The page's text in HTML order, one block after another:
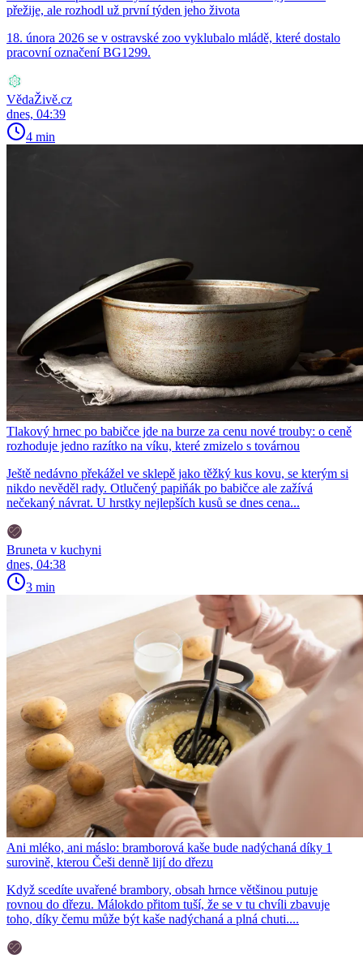
přežije, ale rozhodl už první týden jeho života
18. února 2026 se v ostravské zoo vyklubalo mládě, které dostalo
pracovní označení BG1299.
VědaŽivě.cz
dnes, 04:39
4 min
Tlakový hrnec po babičce jde na burze za cenu nové trouby: o ceně
rozhoduje jedno razítko na víku, které zmizelo s továrnou
Ještě nedávno překážel ve sklepě jako těžký kus kovu, se kterým si
nikdo nevěděl rady. Otlučený papiňák po babičce ale zažívá
nečekaný návrat. U hrstky nejlepších kusů se dnes cena...
Bruneta v kuchyni
dnes, 04:38
3 min
Ani mléko, ani máslo: bramborová kaše bude nadýchaná díky 1
surovině, kterou Češi denně lijí do dřezu
Když scedíte uvařené brambory, obsah hrnce většinou putuje
rovnou do dřezu. Málokdo přitom tuší, že se v tu chvíli zbavuje
toho, díky čemu může být kaše nadýchaná a plná chuti....